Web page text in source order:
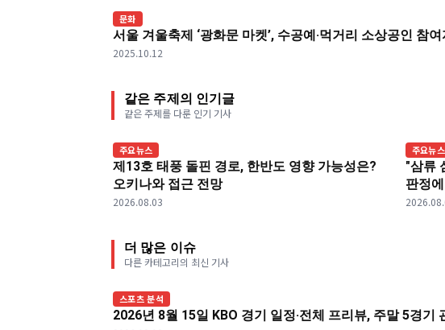
문화
서울 겨울축제 ‘광화문 마켓’, 수공예·먹거리 소상공인 참여
2025.10.12
같은 주제의 인기글
같은 주제를 다룬 인기 기사
주요뉴스
제13호 태풍 돌핀 경로, 한반도 영향 가능성은?
오키나와 접근 전망
2026.08.03
주요뉴스
"삼류
판정
더 많은 이슈
다른 카테고리의 최신 기사
스포츠 분석
2026년 8월 15일 KBO 경기 일정·전체 프리뷰, 주말 5경기